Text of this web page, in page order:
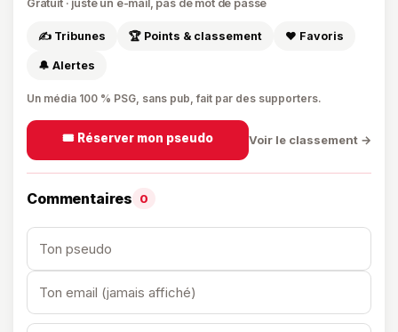
Gratuit · juste un e-mail, pas de mot de passe
✍️ Tribunes 🏆 Points & classement ❤️ Favoris
🔔 Alertes
Un média 100 % PSG, sans pub, fait par des supporters.
🎟️ Réserver mon pseudo Voir le classement →
Commentaires 0